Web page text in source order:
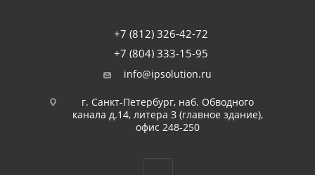
+7 (812) 326-42-72
+7 (804) 333-15-95
info@ipsolution.ru
г. Санкт-Петербург, наб. Обводного
канала д.14, литера З (главное здание),
офис 248-250